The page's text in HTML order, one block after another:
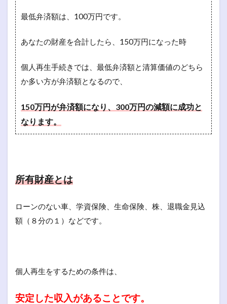
最低弁済額は、100万円です。
あなたの財産を合計したら、150万円になった時
個人再生手続きでは、最低弁済額と清算価値のどちら
か多い方が弁済額となるので、
150万円が弁済額になり、300万円の減額に成功と
なります。
所有財産とは
ローンのない車、学資保険、生命保険、株、退職金見込
額（８分の１）などです。
個人再生をするための条件は、
安定した収入があることです。